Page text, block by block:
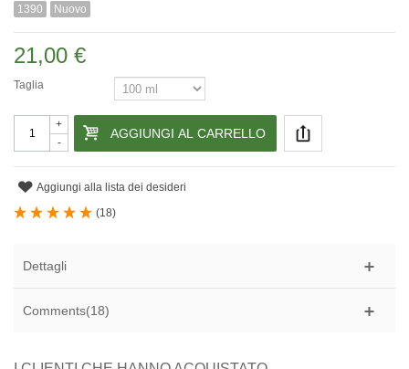
1390 Nuovo
21,00 €
Taglia
-
+
AGGIUNGI AL CARRELLO
Aggiungi alla lista dei desideri
(18)
Dettagli
Comments(18)